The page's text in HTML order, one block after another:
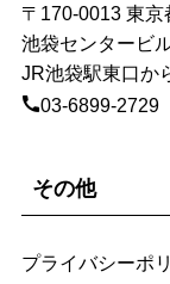
〒170-0013 東
池袋センタービ
JR池袋駅東口か
03-6899-2729
その他
プライバシーポ